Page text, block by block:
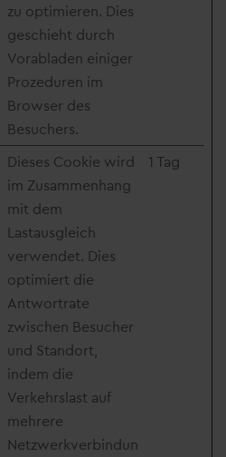
zu optimieren. Dies
geschieht durch
Vorabladen einiger
Prozeduren im
Browser des
Besuchers.
Dieses Cookie wird
im Zusammenhang
mit dem
Lastausgleich
verwendet. Dies
optimiert die
Antwortrate
zwischen Besucher
und Standort,
indem die
Verkehrslast auf
mehrere
Netzwerkverbindun
1 Tag